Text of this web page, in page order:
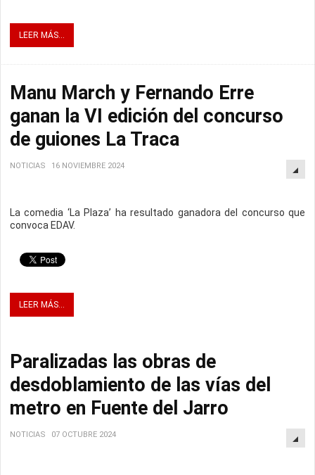
LEER MÁS...
Manu March y Fernando Erre
ganan la VI edición del concurso
de guiones La Traca
NOTICIAS 16 NOVIEMBRE 2024
La comedia ‘La Plaza’ ha resultado ganadora del concurso que
convoca EDAV.
LEER MÁS...
Paralizadas las obras de
desdoblamiento de las vías del
metro en Fuente del Jarro
NOTICIAS 07 OCTUBRE 2024